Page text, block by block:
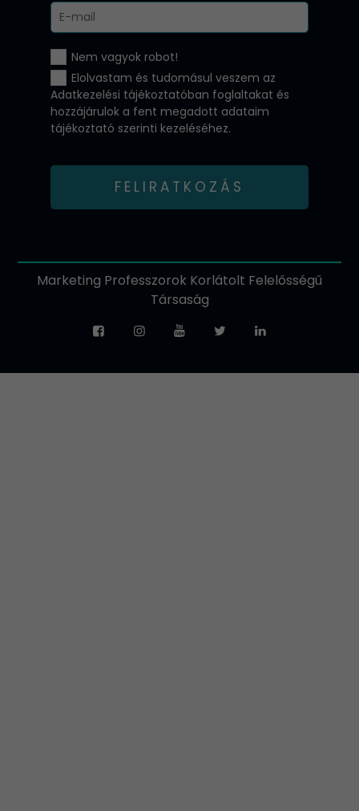
Nem vagyok robot!
Elolvastam és tudomásul veszem az
Adatkezelési tájékoztatóban foglaltakat és
hozzájárulok a fent megadott adataim
tájékoztató szerinti kezeléséhez.
FELIRATKOZÁS
Marketing Professzorok Korlátolt Felelősségű
Társaság